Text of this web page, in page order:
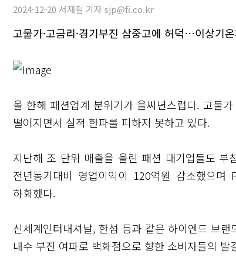
2024-12-20 서재필 기자 sjp@fi.co.kr
고물가·고금리·경기부진 삼중고에 허덕…이상기
올 한해 패션업계 분위기가 을씨년스럽다. 고물
떨어지면서 실적 한파를 피하지 못하고 있다.
지난해 조 단위 매출을 올린 패션 대기업들도
전년동기대비 영업이익이 120억원 감소했으
하회했다.
신세계인터내셔날, 한섬 등과 같은 하이엔드 브
내수 부진 여파로 백화점으로 향한 소비자들의